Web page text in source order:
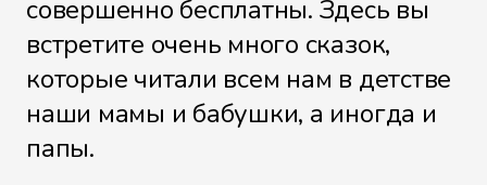
совершенно бесплатны. Здесь вы
встретите очень много сказок,
которые читали всем нам в детстве
наши мамы и бабушки, а иногда и
папы.